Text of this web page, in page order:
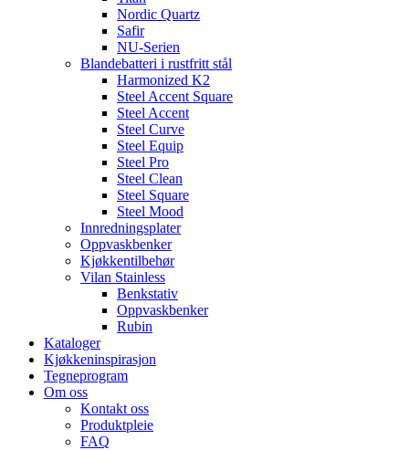
Nordic Quartz
Safir
NU-Serien
Blandebatteri i rustfritt stål
Harmonized K2
Steel Accent Square
Steel Accent
Steel Curve
Steel Equip
Steel Pro
Steel Clean
Steel Square
Steel Mood
Innredningsplater
Oppvaskbenker
Kjøkkentilbehør
Vilan Stainless
Benkstativ
Oppvaskbenker
Rubin
Kataloger
Kjøkkeninspirasjon
Tegneprogram
Om oss
Kontakt oss
Produktpleie
FAQ